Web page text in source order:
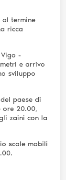
termine
ricca
-
e arrivo
sviluppo
paese di
ore 20.00,
zaini con la
scale mobili